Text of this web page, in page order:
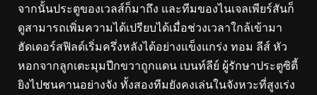
จากนั้นประตูของเวลส์ก็มาถึง และทีมของไนเจลเพียร์สันก็
ดูสามารถเพิ่มความได้เปรียบได้เมื่อช่วงเวลาใกล้เข้ามา
ฮัดเดอร์สฟิลด์เริ่มครึ่งหลังได้อย่างแข็งแกร่ง ทอม ลีส์ หัว
หอกจากลูกเตะมุมปีกขวาถูกแดน เบนท์ลีย์ ผู้รักษาประตูซิตี้
ยิงไปชนคานอย่างจัง ทั้งสองทีมยังคงเล่นในจังหวะที่สูงเร่ง